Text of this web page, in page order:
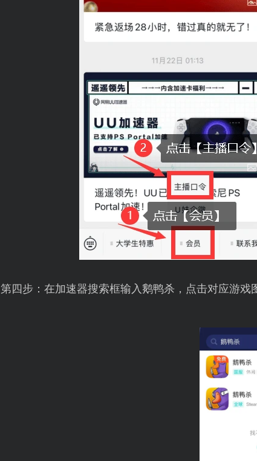
第四步：在加速器搜索框输入鹅鸭杀，点击对应游戏